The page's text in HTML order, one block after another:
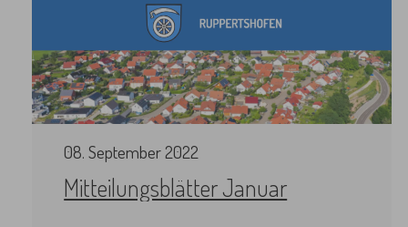
08.September2022
Mitteilungsblätter Januar